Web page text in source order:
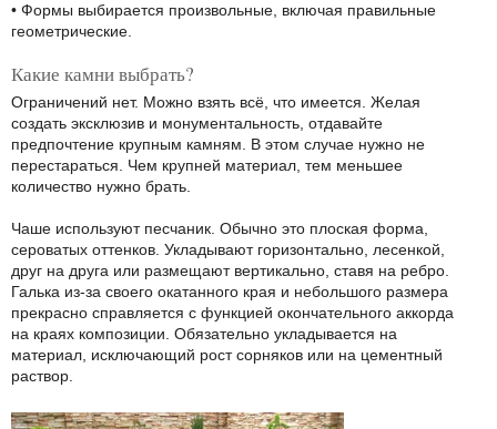
• Формы выбирается произвольные, включая правильные
геометрические.
Какие камни выбрать?
Ограничений нет. Можно взять всё, что имеется. Желая
создать эксклюзив и монументальность, отдавайте
предпочтение крупным камням. В этом случае нужно не
перестараться. Чем крупней материал, тем меньшее
количество нужно брать.
Чаше используют песчаник. Обычно это плоская форма,
сероватых оттенков. Укладывают горизонтально, лесенкой,
друг на друга или размещают вертикально, ставя на ребро.
Галька из-за своего окатанного края и небольшого размера
прекрасно справляется с функцией окончательного аккорда
на краях композиции. Обязательно укладывается на
материал, исключающий рост сорняков или на цементный
раствор.